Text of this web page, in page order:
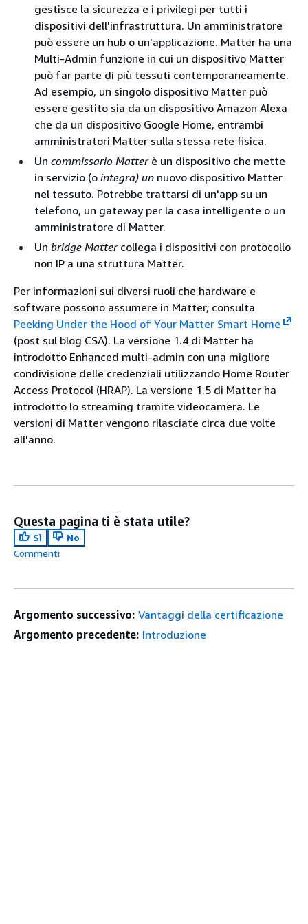
gestisce la sicurezza e i privilegi per tutti i
dispositivi dell'infrastruttura. Un amministratore
può essere un hub o un'applicazione. Matter ha una
Multi-Admin funzione in cui un dispositivo Matter
può far parte di più tessuti contemporaneamente.
Ad esempio, un singolo dispositivo Matter può
essere gestito sia da un dispositivo Amazon Alexa
che da un dispositivo Google Home, entrambi
amministratori Matter sulla stessa rete fisica.
Un commissario Matterè un dispositivo che mette
in servizio (o integra) un nuovo dispositivo Matter
nel tessuto. Potrebbe trattarsi di un'app su un
telefono, un gateway per la casa intelligente o un
amministratore di Matter.
Un bridge Mattercollega i dispositivi con protocollo
non IP a una struttura Matter.
Per informazioni sui diversi ruoli che hardware e
software possono assumere in Matter, consulta
Peeking Under the Hood of Your Matter Smart Home
(post sul blog CSA). La versione 1.4 di Matter ha
introdotto Enhanced multi-admin con una migliore
condivisione delle credenziali utilizzando Home Router
Access Protocol (HRAP). La versione 1.5 di Matter ha
introdotto lo streaming tramite videocamera. Le
versioni di Matter vengono rilasciate circa due volte
all'anno.
Questa pagina ti è stata utile?
Sì
No
Commenti
Argomento successivo: Vantaggi della certificazione
Argomento precedente: Introduzione